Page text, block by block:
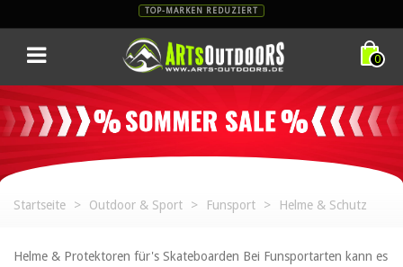
TOP-MARKEN REDUZIERT
0
Startseite > Outdoor & Sport > Funsport > Helme & Schutz
Helme & Protektoren für's Skateboarden Bei Funsportarten kann es